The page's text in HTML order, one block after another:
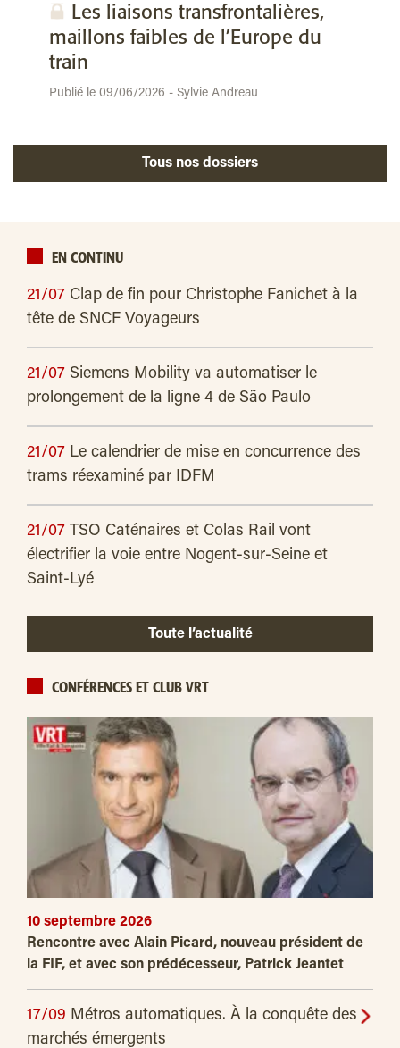
Les liaisons transfrontalières,
maillons faibles de l’Europe du
train
Publié le 09/06/2026 - Sylvie Andreau
Tous nos dossiers
EN CONTINU
21/07 Clap de fin pour Christophe Fanichet à la
tête de SNCF Voyageurs
21/07 Siemens Mobility va automatiser le
prolongement de la ligne 4 de São Paulo
21/07 Le calendrier de mise en concurrence des
trams réexaminé par IDFM
21/07 TSO Caténaires et Colas Rail vont
électrifier la voie entre Nogent-sur-Seine et
Saint-Lyé
Toute l’actualité
CONFÉRENCES ET CLUB VRT
10 septembre 2026
Rencontre avec Alain Picard, nouveau président de
la FIF, et avec son prédécesseur, Patrick Jeantet
17/09 Métros automatiques. À la conquête des
marchés émergents